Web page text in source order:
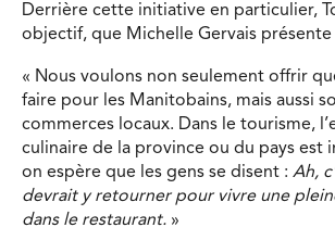
Derrière cette initiative en particulier,
objectif, que Michelle Gervais présente
« Nous voulons non seulement offrir
faire pour les Manitobains, mais aussi
commerces locaux. Dans le tourisme,
culinaire de la province ou du pays est
on espère que les gens se disent : Ah,
devrait y retourner pour vivre une
dans le restaurant. »